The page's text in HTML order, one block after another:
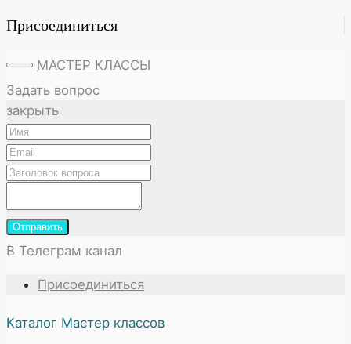
Присоединиться
МАСТЕР КЛАССЫ
Задать вопрос
закрыть
Отправить
В Телеграм канал
Присоединиться
Каталог Мастер классов